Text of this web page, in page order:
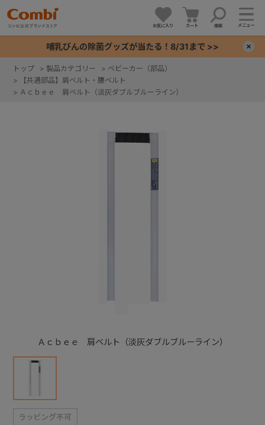
お気に入り カート 検索 メニュー
哺乳びんの除菌グッズが当たる！8/31まで >>
トップ > 製品カテゴリー > ベビーカー（部品）
>
【共通部品】肩ベルト・腰ベルト
> Ａｃｂｅｅ 肩ベルト（淡灰ダブルブルーライン）
Ａｃｂｅｅ 肩ベルト（淡灰ダブルブルーライン）